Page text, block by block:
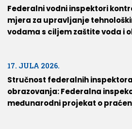
Federalni vodni inspektori
mjera za upravljanje
vodama s ciljem zaštite voda i
17. JULA 2026.
Stručnost federalnih
obrazovanja: Federalna
međunarodni projekat o